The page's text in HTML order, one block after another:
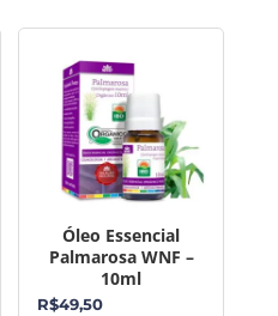
Óleo Essencial
Palmarosa WNF –
10ml
R$49,50